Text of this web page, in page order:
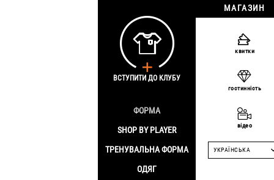
МАГАЗИН
ФОРМА
SHOP BY PLAYER
ТРЕНУВАЛЬНА ФОРМА
ОДЯГ
квитки
гостинність
відео
УКРАЇНСЬКА
ВСТУПИТИ ДО КЛУБУ